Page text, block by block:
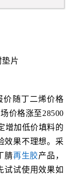
片
价随丁二烯价格
价格涨至28500
增加低价填料的
效果不理想。采
腈再生胶产品，
试试使用效果如